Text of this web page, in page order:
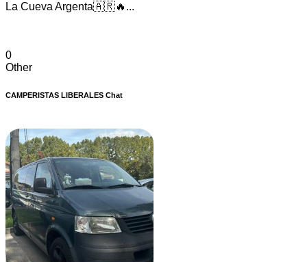
La Cueva Argenta🇦🇷🔥...
0
Other
CAMPERISTAS LIBERALES Chat